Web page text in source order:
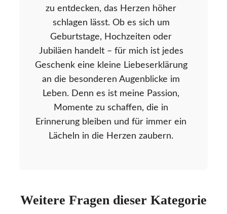
zu entdecken, das Herzen höher
schlagen lässt. Ob es sich um
Geburtstage, Hochzeiten oder
Jubiläen handelt – für mich ist jedes
Geschenk eine kleine Liebeserklärung
an die besonderen Augenblicke im
Leben. Denn es ist meine Passion,
Momente zu schaffen, die in
Erinnerung bleiben und für immer ein
Lächeln in die Herzen zaubern.
Weitere Fragen dieser Kategorie